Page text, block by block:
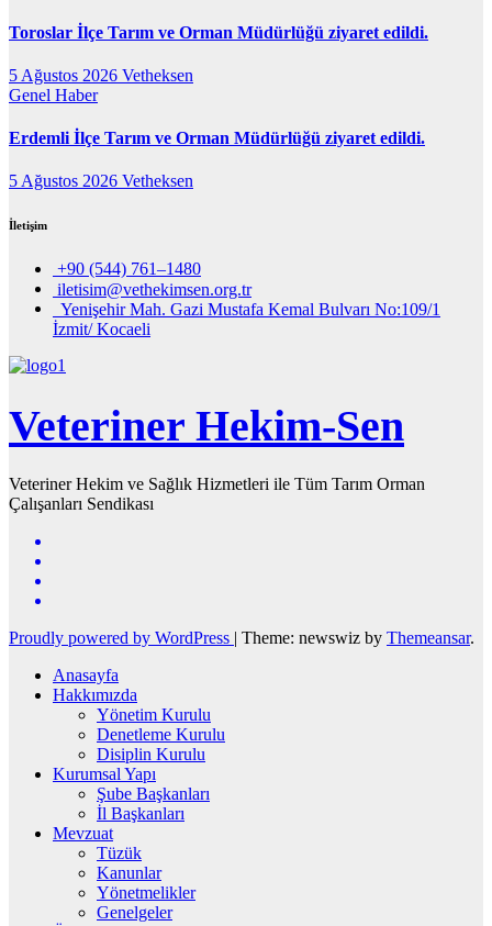
Toroslar İlçe Tarım ve Orman Müdürlüğü ziyaret edildi.
5 Ağustos 2026 Vetheksen
Genel Haber
Erdemli İlçe Tarım ve Orman Müdürlüğü ziyaret edildi.
5 Ağustos 2026 Vetheksen
İletişim
+90 (544) 761–1480
iletisim@vethekimsen.org.tr
Yenişehir Mah. Gazi Mustafa Kemal Bulvarı No:109/1
İzmit/ Kocaeli
Veteriner Hekim-Sen
Veteriner Hekim ve Sağlık Hizmetleri ile Tüm Tarım Orman
Çalışanları Sendikası
Proudly powered by WordPress | Theme: newswiz by Themeansar.
Anasayfa
Hakkımızda
Yönetim Kurulu
Denetleme Kurulu
Disiplin Kurulu
Kurumsal Yapı
Şube Başkanları
İl Başkanları
Mevzuat
Tüzük
Kanunlar
Yönetmelikler
Genelgeler